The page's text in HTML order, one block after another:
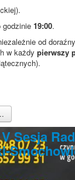
godzinie 19:00.
od
w każdy pierwszy
Sesja